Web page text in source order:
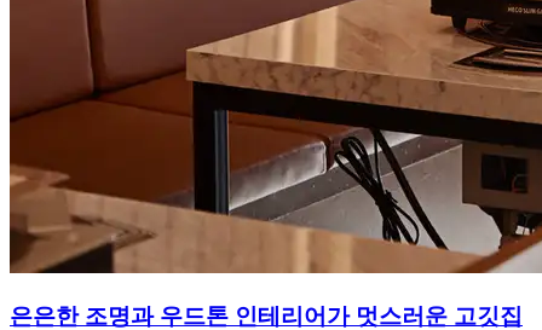
은은한 조명과 우드톤 인테리어가 멋스러운 고깃집